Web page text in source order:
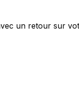
un retour sur